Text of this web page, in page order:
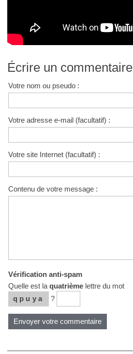
Écrire un commentaire
Votre nom ou pseudo :
Votre adresse e-mail (facultatif) :
Votre site Internet (facultatif) :
Contenu de votre message :
Vérification anti-spam
Quelle est la quatrièmelettre du mot
qpuya
?